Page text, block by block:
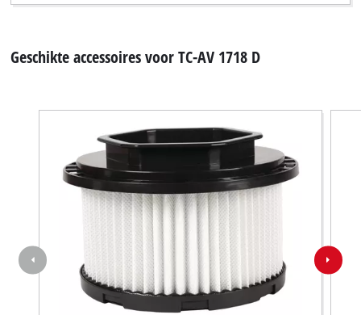
Geschikte accessoires voor TC-AV 1718 D